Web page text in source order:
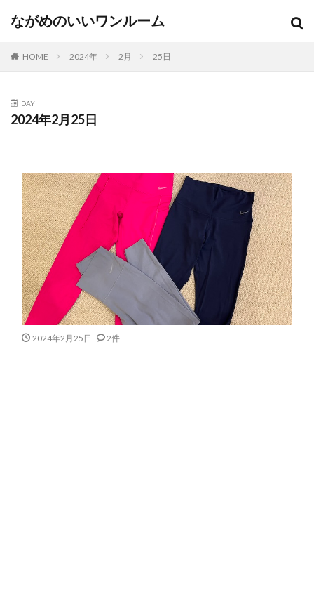
ながめのいいワンルーム
HOME 2024年 2月 25日
DAY
2024年2月25日
2024年2月25日 2件